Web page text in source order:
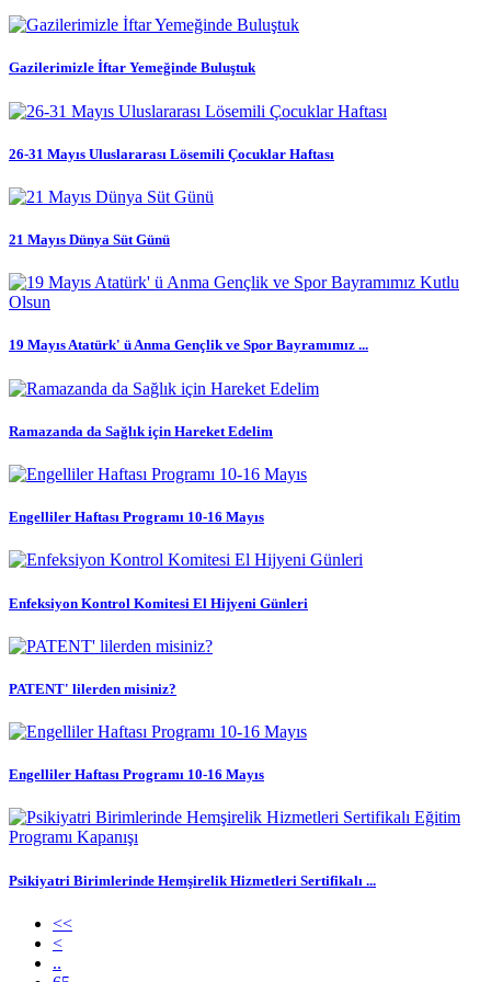
Gazilerimizle İftar Yemeğinde Buluştuk
26-31 Mayıs Uluslararası Lösemili Çocuklar Haftası
21 Mayıs Dünya Süt Günü
19 Mayıs Atatürk' ü Anma Gençlik ve Spor Bayramımız ...
Ramazanda da Sağlık için Hareket Edelim
Engelliler Haftası Programı 10-16 Mayıs
Enfeksiyon Kontrol Komitesi El Hijyeni Günleri
PATENT' lilerden misiniz?
Engelliler Haftası Programı 10-16 Mayıs
Psikiyatri Birimlerinde Hemşirelik Hizmetleri Sertifikalı ...
<<
<
..